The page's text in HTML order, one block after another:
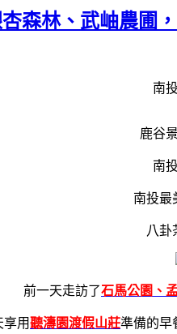
森林、武岫農圃
南
鹿谷
南
南投最
八卦
前一天走訪了石馬公園、
享用聽濤園渡假山莊準備的早